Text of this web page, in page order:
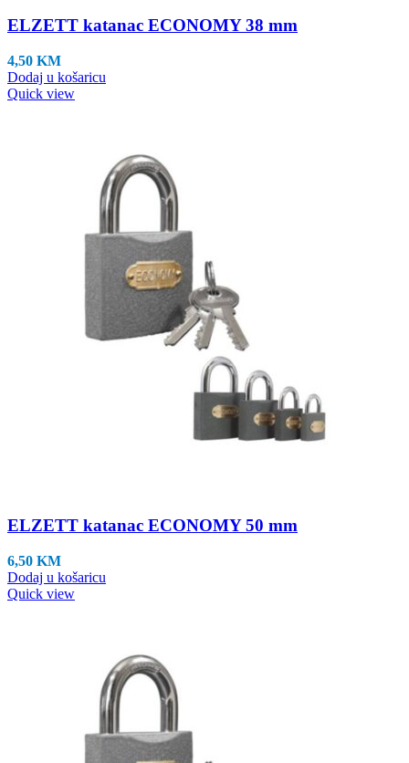
ELZETT katanac ECONOMY 38 mm
4,50 KM
Dodaj u košaricu
Quick view
ELZETT katanac ECONOMY 50 mm
6,50 KM
Dodaj u košaricu
Quick view